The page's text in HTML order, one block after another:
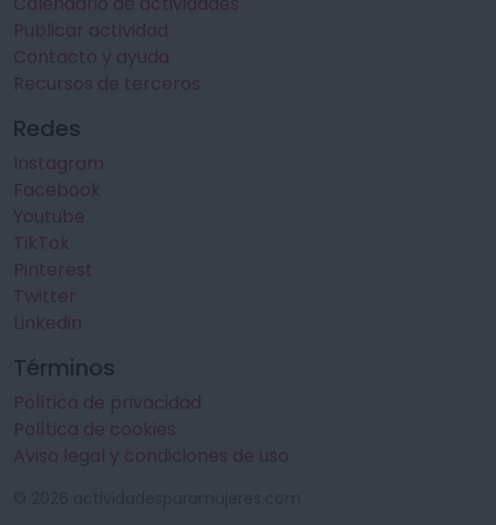
Publicar actividad
Contacto y ayuda
Recursos de terceros
Redes
Instagram
Facebook
Youtube
TikTok
Pinterest
Twitter
Linkedin
Términos
Política de privacidad
Política de cookies
Aviso legal y condiciones de uso